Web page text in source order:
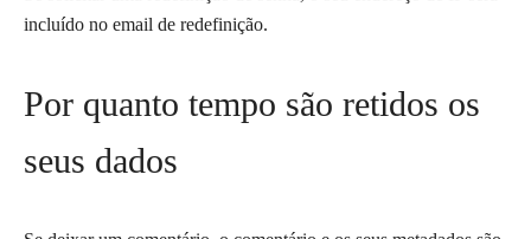
incluído no email de redefinição.
Por quanto tempo são retidos os
seus dados